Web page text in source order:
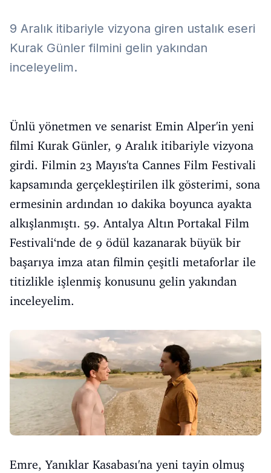
9 Aralık itibariyle vizyona giren ustalık eseri
Kurak Günler filmini gelin yakından
inceleyelim.
Ünlü yönetmen ve senarist Emin Alper'in yeni
filmi Kurak Günler, 9 Aralık itibariyle vizyona
girdi. Filmin 23 Mayıs'ta Cannes Film Festivali
kapsamında gerçekleştirilen ilk gösterimi, sona
ermesinin ardından 10 dakika boyunca ayakta
alkışlanmıştı. 59. Antalya Altın Portakal Film
Festivali‘nde de 9 ödül kazanarak büyük bir
başarıya imza atan filmin çeşitli metaforlar ile
titizlikle işlenmiş konusunu gelin yakından
inceleyelim.
Emre, Yanıklar Kasabası'na yeni tayin olmuş